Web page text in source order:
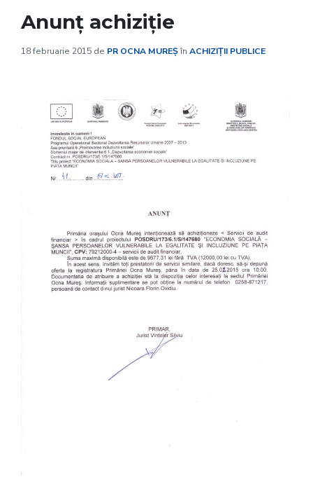
Anunț achiziție
18 februarie 2015 de PR OCNA MUREȘîn ACHIZIȚII PUBLICE